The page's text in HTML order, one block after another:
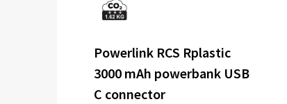
Powerlink RCS Rplastic
3000 mAh powerbank USB
C connector